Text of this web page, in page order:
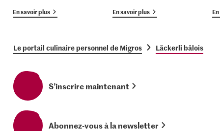
En savoir plus En savoir plus
Le portail culinaire personnel de Migros Läckerli bâlois
S’inscrire maintenant
Abonnez-vous à la newsletter